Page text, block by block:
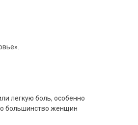
легкую боль, особенно
большинство женщин